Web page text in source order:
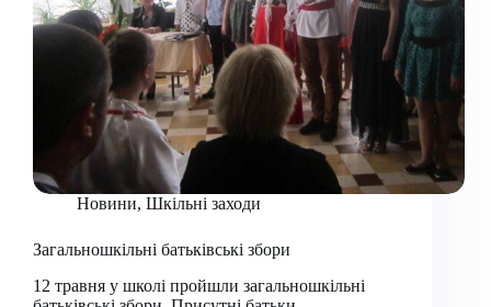
Новини, Шкільні заходи
Загальношкільні батьківські збори
12 травня у школі пройшли загальношкільні